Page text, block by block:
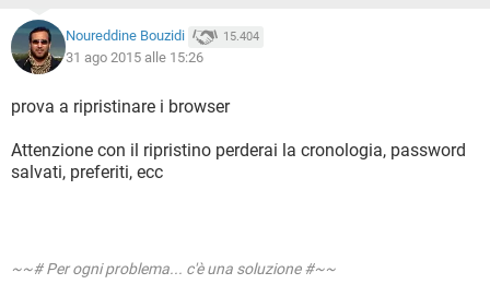
Noureddine Bouzidi 15.404
31 ago 2015 alle 15:26
prova a ripristinare i browser
Attenzione con il ripristino perderai la cronologia, password
salvati, preferiti, ecc
~~# Per ogni problema... c'è una soluzione #~~